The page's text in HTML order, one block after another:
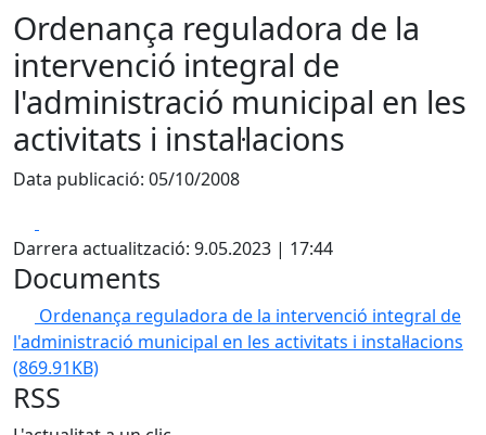
Ordenança reguladora de la
intervenció integral de
l'administració municipal en les
activitats i instal·lacions
Data publicació: 05/10/2008
Darrera actualització: 9.05.2023 | 17:44
Documents
Ordenança reguladora de la intervenció integral de
l'administració municipal en les activitats i instal·lacions
(869.91KB)
RSS